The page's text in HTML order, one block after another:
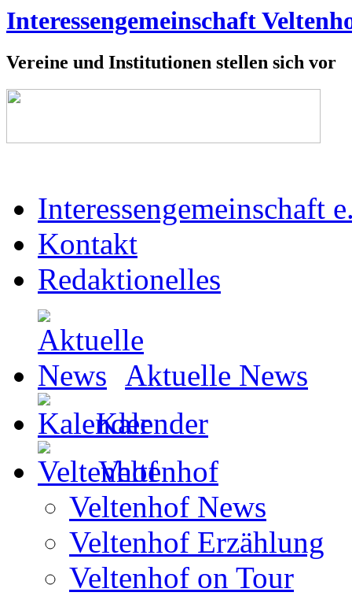
Interessengemeinschaft
Vereine und Institutionen stellen sich vor
Interessengemeinschaft
Kontakt
Redaktionelles
Aktuelle News
Kalender
Veltenhof
Veltenhof News
Veltenhof Erzählung
Veltenhof on Tour